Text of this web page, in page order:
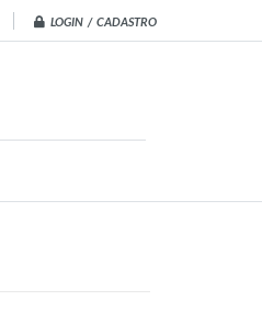
LOGIN / CADASTRO